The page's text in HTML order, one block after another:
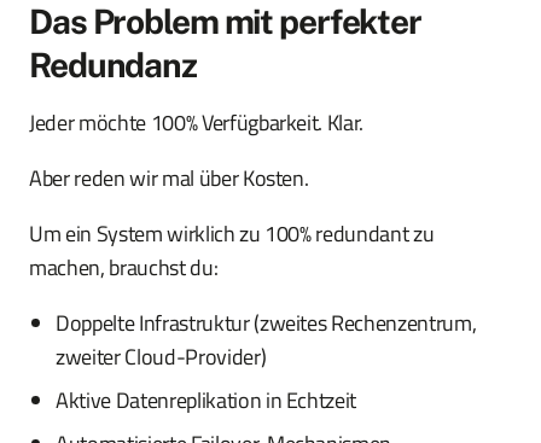
Das Problem mit perfekter
Redundanz
Jeder möchte 100% Verfügbarkeit. Klar.
Aber reden wir mal über Kosten.
Um ein System wirklich zu 100% redundant zu
machen, brauchst du:
Doppelte Infrastruktur (zweites Rechenzentrum,
zweiter Cloud-Provider)
Aktive Datenreplikation in Echtzeit